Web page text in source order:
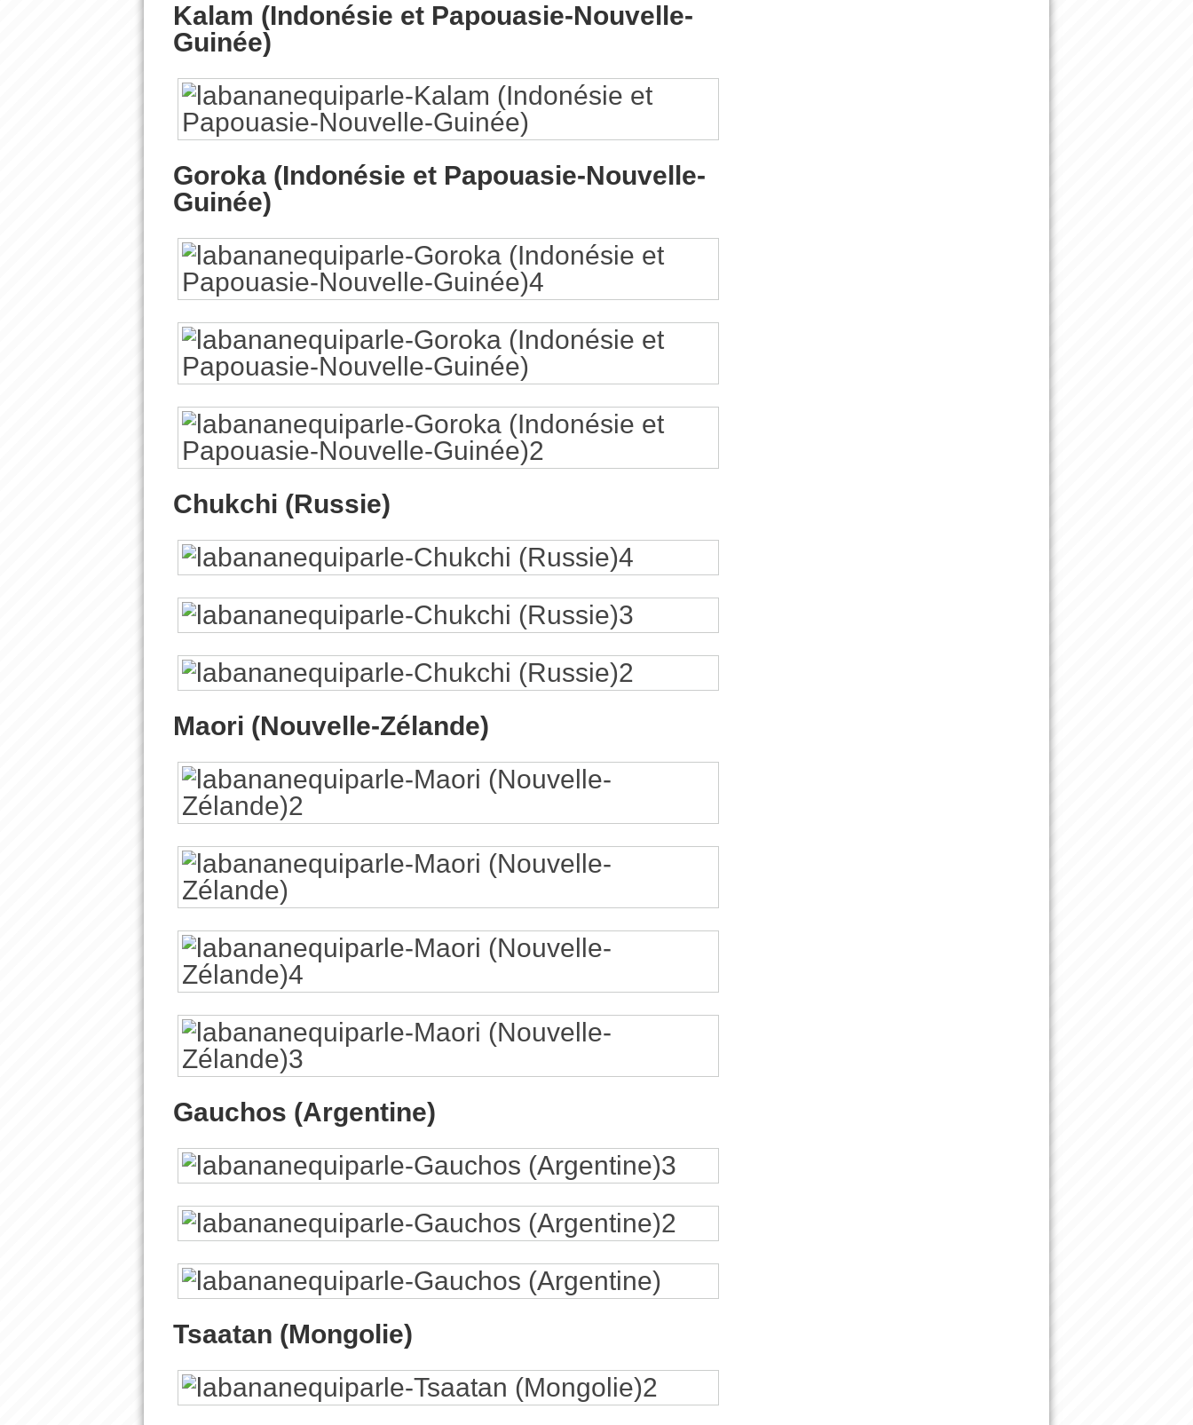
Kalam (Indonésie et Papouasie-Nouvelle-
Guinée)
Goroka (Indonésie et Papouasie-Nouvelle-
Guinée)
Chukchi (Russie)
Maori (Nouvelle-Zélande)
Gauchos (Argentine)
Tsaatan (Mongolie)